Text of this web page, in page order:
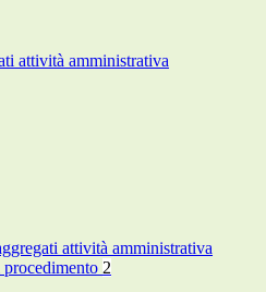
attività amministrativa
attività amministrativa
2